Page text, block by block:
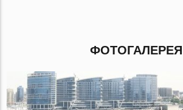
ФОТОГАЛЕРЕЯ